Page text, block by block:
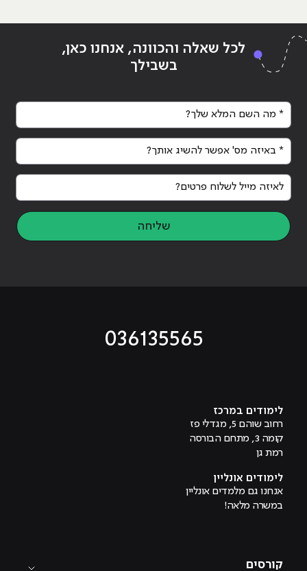
לכל שאלה והכוונה, אנחנו כאן,
בשבילך
* מה השם המלא שלך?
* באיזה מס' אפשר להשיג אותך?
לאיזה מייל לשלוח פרטים?
שליחה
036135565
לימודים במרכז
רחוב שוהם 5, מגדלי פז
קומה 3, מתחם הבורסה
רמת גן
לימודים אונליין
אנחנו גם מלמדים אונליין
במשרה מלאה!
קורסים